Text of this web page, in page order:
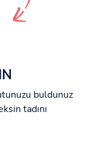
buldunuz
tadını